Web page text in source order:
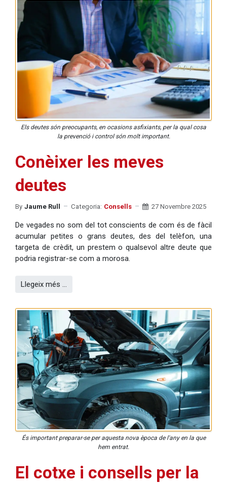
Els deutes són preocupants, en ocasions asfixiants, per la qual cosa
la prevenció i control són molt important.
Conèixer les meves
deutes
By Jaume Rull Categoria: Consells 27 Novembre 2025
De vegades no som del tot conscients de com és de fàcil
acumular petites o grans deutes, des del telèfon, una
targeta de crèdit, un prestem o qualsevol altre deute que
podria registrar-se com a morosa.
Llegeix més …
És important preparar-se per aquesta nova època de l'any en la que
hem entrat.
El cotxe i consells per la